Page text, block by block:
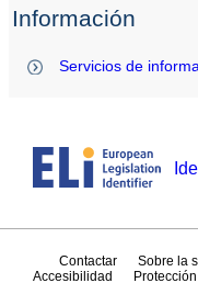
Información
Servicios de
Contactar Sobre la
Accesibilidad